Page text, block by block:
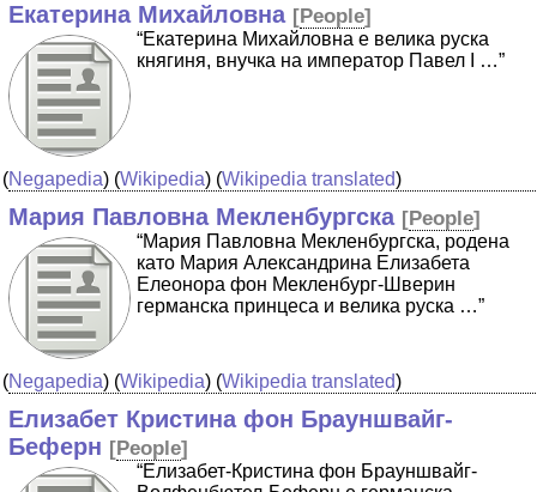
Екатерина Михайловна [People]
“Екатерина Михайловна е велика руска
княгиня, внучка на император Павел I …”
(Negapedia) (Wikipedia) (Wikipedia translated)
Мария Павловна Мекленбургска [People]
“Мария Павловна Мекленбургска, родена
като Мария Александрина Елизабета
Елеонора фон Мекленбург-Шверин
германска принцеса и велика руска …”
(Negapedia) (Wikipedia) (Wikipedia translated)
Елизабет Кристина фон Брауншвайг-
Беферн [People]
“Елизабет-Кристина фон Брауншвайг-